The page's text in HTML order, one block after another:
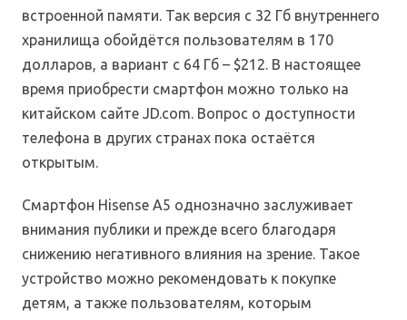
встроенной памяти. Так версия с 32 Гб внутреннего
хранилища обойдётся пользователям в 170
долларов, а вариант с 64 Гб – $212. В настоящее
время приобрести смартфон можно только на
китайском сайте JD.com. Вопрос о доступности
телефона в других странах пока остаётся
открытым.
Смартфон Hisense A5 однозначно заслуживает
внимания публики и прежде всего благодаря
снижению негативного влияния на зрение. Такое
устройство можно рекомендовать к покупке
детям, а также пользователям, которым